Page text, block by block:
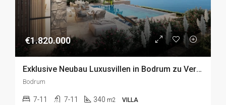
€1.820.000
Exklusive Neubau Luxusvillen in Bodrum zu Verkaufen
Bodrum
7-11 7-11 340 m2 VILLA